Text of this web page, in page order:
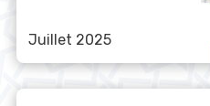
Juillet 2025